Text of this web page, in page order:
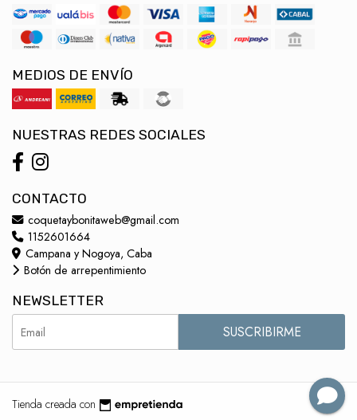
MEDIOS DE ENVÍO
NUESTRAS REDES SOCIALES
CONTACTO
coquetaybonitaweb@gmail.com
1152601664
Campana y Nogoya, Caba
Botón de arrepentimiento
NEWSLETTER
SUSCRIBIRME
Tienda creada con